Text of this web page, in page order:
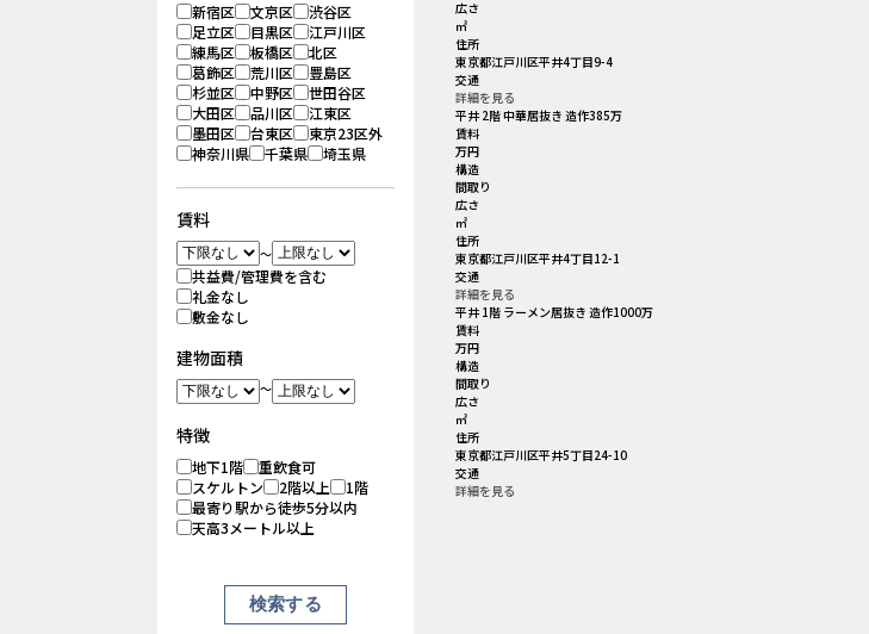
新宿区
文京区
渋谷区
足立区
目黒区
江戸川区
練馬区
板橋区
北区
葛飾区
荒川区
豊島区
杉並区
中野区
世田谷区
大田区
品川区
江東区
墨田区
台東区
東京23区外
神奈川県
千葉県 埼玉県
賃料
～
共益費/管理費を含む
礼金なし
敷金なし
建物面積
～
特徴
地下1階
重飲食可
スケルトン
2階以上
1階
最寄り駅から徒歩5分以内
天高3メートル以上
広さ
㎡
住所
東京都江戸川区平井4丁目9-4
交通
詳細を見る
平井 2階 中華居抜き 造作385万
賃料
万円
構造
間取り
広さ
㎡
住所
東京都江戸川区平井4丁目12-1
交通
詳細を見る
平井 1階 ラーメン居抜き 造作1000万
賃料
万円
構造
間取り
広さ
㎡
住所
東京都江戸川区平井5丁目24-10
交通
詳細を見る